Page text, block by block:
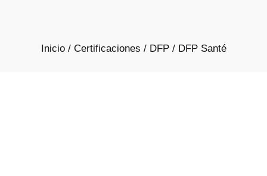
Inicio/ Certificaciones / DFP/ DFP Santé